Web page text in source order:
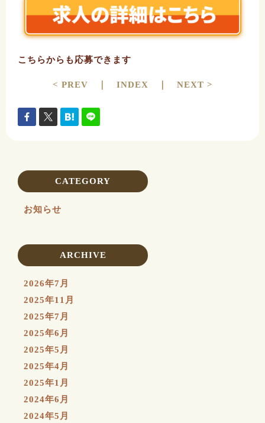
こちらからも応募できます
< PREV INDEX NEXT >
CATEGORY
お知らせ
ARCHIVE
2026年7月
2025年11月
2025年7月
2025年6月
2025年5月
2025年4月
2025年1月
2024年6月
2024年5月